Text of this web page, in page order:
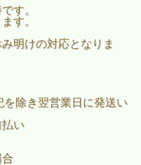
す。
す。
明けの対応となりま
除き翌営業日に発送い
い